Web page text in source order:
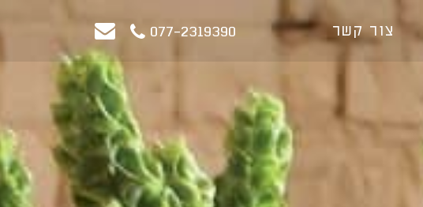
צור קשר 077-2319390